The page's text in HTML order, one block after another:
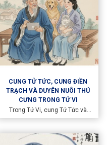
CUNG TỬ TỨC, CUNG ĐIỀN
TRẠCH VÀ DUYÊN NUÔI THÚ
CƯNG TRONG TỬ VI
Trong Tử Vi, cung Tử Tức và
cung Điền Trạch không chỉ phản
liên quan mật thiết đến duyên
nuôi dưỡng, chăm sóc và gắn bó